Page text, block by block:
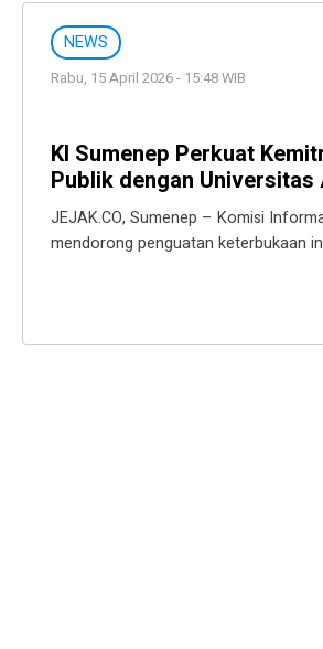
NEWS
Rabu, 15 April 2026 - 15:48 WIB
KI Sumenep Perkuat
Publik dengan Universitas
JEJAK.CO, Sumenep – Komisi
mendorong penguatan keterbukaan